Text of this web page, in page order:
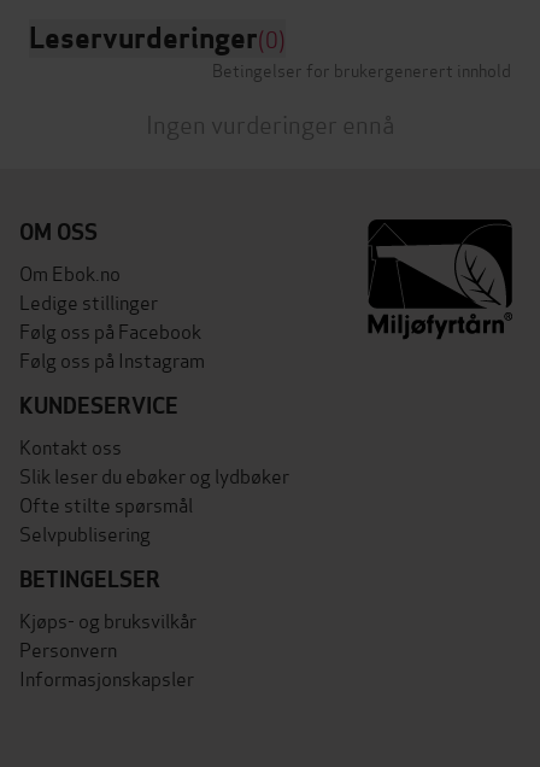
Leservurderinger(0)
Betingelser for brukergenerert innhold
Ingen vurderinger ennå
OM OSS
Om Ebok.no
Ledige stillinger
Følg oss på Facebook
Følg oss på Instagram
KUNDESERVICE
Kontakt oss
Slik leser du ebøker og lydbøker
Ofte stilte spørsmål
Selvpublisering
BETINGELSER
Kjøps- og bruksvilkår
Personvern
Informasjonskapsler